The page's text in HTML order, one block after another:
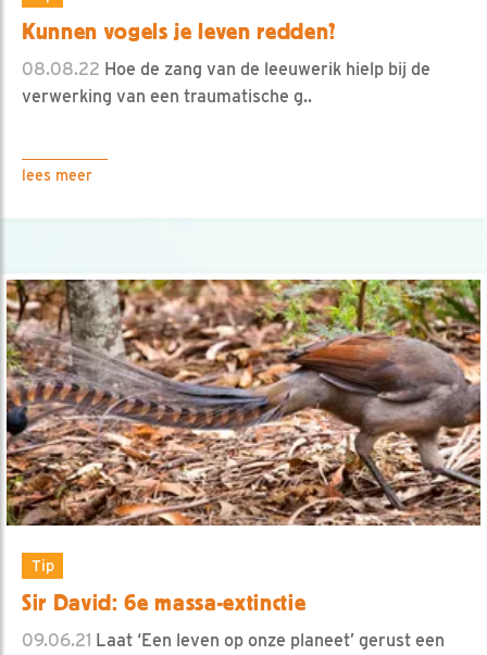
Kunnen vogels je leven redden?
08.08.22 Hoe de zang van de leeuwerik hielp bij de
verwerking van een traumatische g..
lees meer
Tip
Sir David: 6e massa-extinctie
09.06.21 Laat ‘Een leven op onze planeet’ gerust een